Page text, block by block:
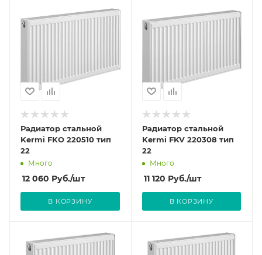
Радиатор стальной
Kermi FKO 220510 тип
22
Много
12 060 Руб./шт
В КОРЗИНУ
Радиатор стальной
Kermi FKV 220308 тип
22
Много
11 120 Руб./шт
В КОРЗИНУ